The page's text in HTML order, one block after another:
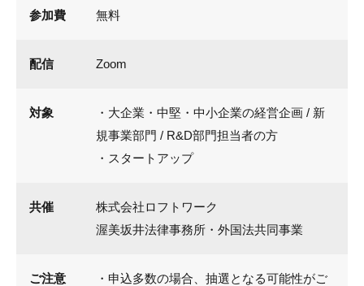
参加費 無料
配信 Zoom
対象
・大企業・中堅・中小企業の経営企画 / 新
規事業部門 / R&D部門担当者の方
・スタートアップ
共催
株式会社ロフトワーク
渥美坂井法律事務所・外国法共同事業
ご注意
・申込多数の場合、抽選となる可能性がご